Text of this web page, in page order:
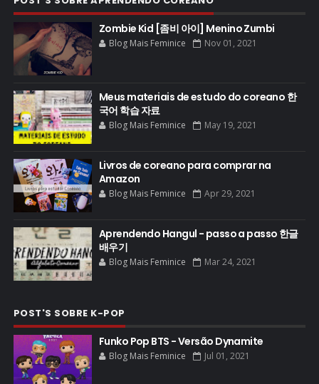
Zombie Kid [좀비 아이] Menino Zumbi
Blog Mais Feminice Nov 01, 2021
Meus materiais de estudo do coreano 한
국어 학습 자료
Blog Mais Feminice May 19, 2021
Livros de coreano para comprar na
Amazon
Blog Mais Feminice Apr 29, 2021
Aprendendo Hangul - passo a passo 한글
배우기
Blog Mais Feminice Mar 24, 2021
POST'S SOBRE K-POP
Funko Pop BTS - Versão Dynamite
Blog Mais Feminice Jul 01, 2021